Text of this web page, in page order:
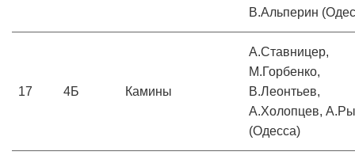
В.Альперин
17 4Б Камины
А.Ставницер,
М.Горбенко,
В.Леонтьев,
А.Холопцев,
(Одесса)